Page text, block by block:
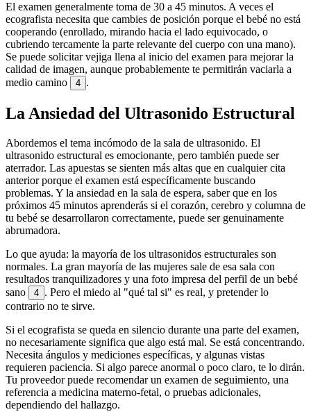
El examen generalmente toma de 30 a 45 minutos. A veces el
ecografista necesita que cambies de posición porque el bebé no está
cooperando (enrollado, mirando hacia el lado equivocado, o
cubriendo tercamente la parte relevante del cuerpo con una mano).
Se puede solicitar vejiga llena al inicio del examen para mejorar la
calidad de imagen, aunque probablemente te permitirán vaciarla a
medio camino
4 .
La Ansiedad del Ultrasonido Estructural
Abordemos el tema incómodo de la sala de ultrasonido. El
ultrasonido estructural es emocionante, pero también puede ser
aterrador. Las apuestas se sienten más altas que en cualquier cita
anterior porque el examen está específicamente buscando
problemas. Y la ansiedad en la sala de espera, saber que en los
próximos 45 minutos aprenderás si el corazón, cerebro y columna de
tu bebé se desarrollaron correctamente, puede ser genuinamente
abrumadora.
Lo que ayuda: la mayoría de los ultrasonidos estructurales son
normales. La gran mayoría de las mujeres sale de esa sala con
resultados tranquilizadores y una foto impresa del perfil de un bebé
sano
4 . Pero el miedo al "qué tal si" es real, y pretender lo
contrario no te sirve.
Si el ecografista se queda en silencio durante una parte del examen,
no necesariamente significa que algo está mal. Se está concentrando.
Necesita ángulos y mediciones específicas, y algunas vistas
requieren paciencia. Si algo parece anormal o poco claro, te lo dirán.
Tu proveedor puede recomendar un examen de seguimiento, una
referencia a medicina materno-fetal, o pruebas adicionales,
dependiendo del hallazgo.